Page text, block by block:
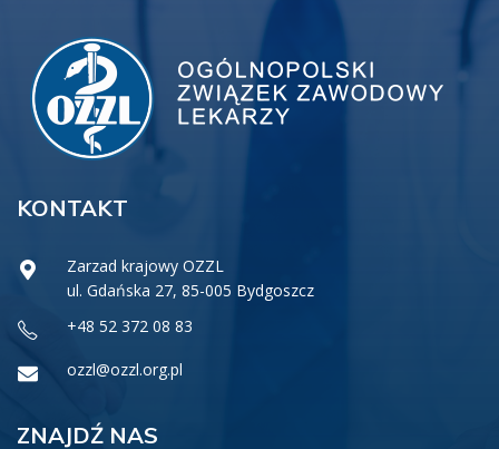
KONTAKT
Zarzad krajowy OZZL
ul. Gdańska 27, 85-005 Bydgoszcz
+48 52 372 08 83
ozzl@ozzl.org.pl
ZNAJDŹ NAS